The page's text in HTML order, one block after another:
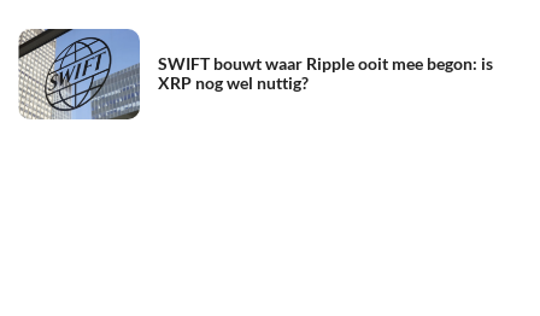
SWIFT bouwt waar Ripple ooit mee begon: is
XRP nog wel nuttig?